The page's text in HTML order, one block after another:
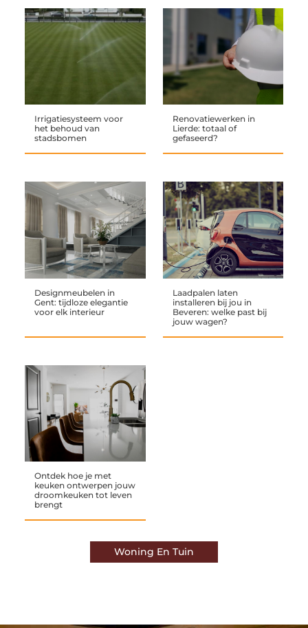
Irrigatiesysteem voor
het behoud van
stadsbomen
Renovatiewerken in
Lierde: totaal of
gefaseerd?
Designmeubelen in
Gent: tijdloze elegantie
voor elk interieur
Laadpalen laten
installeren bij jou in
Beveren: welke past bij
jouw wagen?
Ontdek hoe je met
keuken ontwerpen jouw
droomkeuken tot leven
brengt
Woning En Tuin